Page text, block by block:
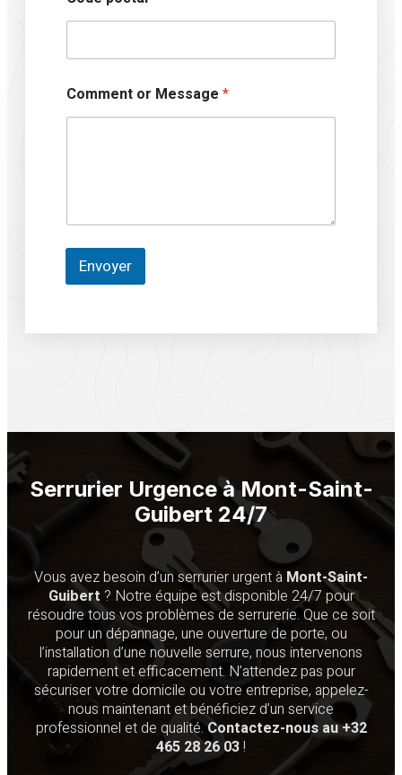
Comment or Message *
Envoyer
Serrurier Urgence à Mont-Saint-
Guibert 24/7
Vous avez besoin d’un serrurier urgent à Mont-Saint-
Guibert ? Notre équipe est disponible 24/7 pour
résoudre tous vos problèmes de serrurerie. Que ce soit
pour un dépannage, une ouverture de porte, ou
l’installation d’une nouvelle serrure, nous intervenons
rapidement et efficacement. N’attendez pas pour
sécuriser votre domicile ou votre entreprise, appelez-
nous maintenant et bénéficiez d’un service
professionnel et de qualité. Contactez-nous au +32
465 28 26 03!